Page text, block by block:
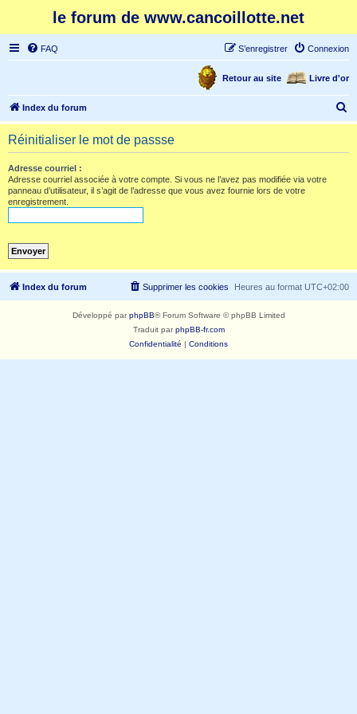
le forum de www.cancoillotte.net
FAQ Connexion
S’enregistrer
Livre d'or
Retour au site
Index du forum
e
Réinitialiser le mot de passse
Adresse courriel :
Adresse courriel associée à votre compte. Si vous ne l’avez pas modifiée via votre
panneau d’utilisateur, il s’agit de l’adresse que vous avez fournie lors de votre
enregistrement.
Index du forum Heures au format UTC+02:00
Supprimer les cookies
Développé parphpBB® Forum Software © phpBB Limited
Traduit parphpBB-fr.com
Confidentialité | Conditions